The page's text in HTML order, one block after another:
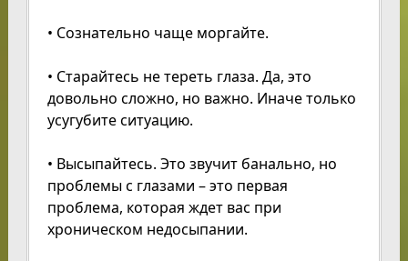
• Сознательно чаще моргайте.
• Старайтесь не тереть глаза. Да, это
довольно сложно, но важно. Иначе только
усугубите ситуацию.
• Высыпайтесь. Это звучит банально, но
проблемы с глазами – это первая
проблема, которая ждет вас при
хроническом недосыпании.